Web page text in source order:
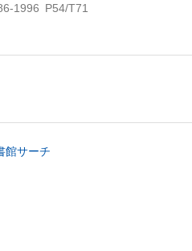
1996 P54/T71
館サーチ